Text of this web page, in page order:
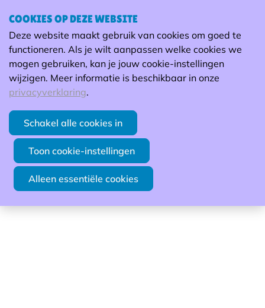
Energiewijzer
Terug van weg geweest!
Duur: 1-dag (8u)
Vorming
COOKIES OP DEZE WEBSITE
Deze website maakt gebruik van cookies om goed te
functioneren. Als je wilt aanpassen welke cookies we
mogen gebruiken, kan je jouw cookie-instellingen
wijzigen. Meer informatie is beschikbaar in onze
privacyverklaring.
Schakel alle cookies in
Toon cookie-instellingen
Alleen essentiële cookies